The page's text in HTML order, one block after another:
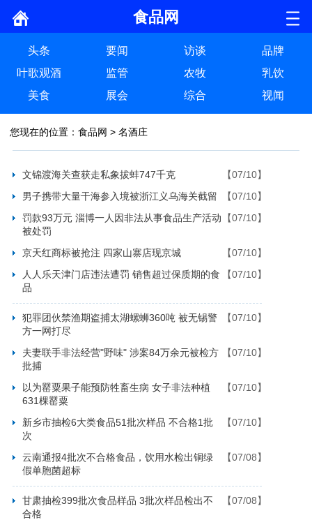
食品网
头条 要闻 访谈
品牌
叶歌观酒
监管 农牧
乳饮
美食
展会 综合 视闻
您现在的位置： 食品网 > 名酒庄
文锦渡海关查获走私象拔蚌747千克
【07/10】
男子携带大量干海参入境被浙江义乌海关截留
【07/10】
罚款93万元 淄博一人因非法从事食品生产活动
被处罚
【07/10】
京天红商标被抢注 四家山寨店现京城
【07/10】
人人乐天津门店违法遭罚 销售超过保质期的食
品
【07/10】
犯罪团伙禁渔期盗捕太湖螺蛳360吨 被无锡警
方一网打尽
【07/10】
夫妻联手非法经营"野味" 涉案84万余元被检方
批捕
【07/10】
以为罂粟果子能预防牲畜生病 女子非法种植
631棵罂粟
【07/10】
新乡市抽检6大类食品51批次样品 不合格1批
次
【07/10】
云南通报4批次不合格食品，饮用水检出铜绿
假单胞菌超标
【07/08】
甘肃抽检399批次食品样品 3批次样品检出不
合格
【07/08】